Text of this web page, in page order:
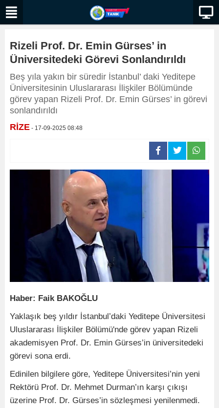
Rizeli Prof. Dr. Emin Gürses’ in
Üniversitedeki Görevi Sonlandırıldı
Beş yıla yakın bir süredir İstanbul’ daki Yeditepe
Üniversitesinin Uluslararası İlişkiler Bölümünde
görev yapan Rizeli Prof. Dr. Emin Gürses’ in görevi
sonlandırıldı
RİZE - 17-09-2025 08:48
Haber: Faik BAKOĞLU
Yaklaşık beş yıldır İstanbul’daki Yeditepe Üniversitesi
Uluslararası İlişkiler Bölümü'nde görev yapan Rizeli
akademisyen Prof. Dr. Emin Gürses’in üniversitedeki
görevi sona erdi.
Edinilen bilgilere göre, Yeditepe Üniversitesi’nin yeni
Rektörü Prof. Dr. Mehmet Durman’ın karşı çıkışı
üzerine Prof. Dr. Gürses’in sözleşmesi yenilenmedi.